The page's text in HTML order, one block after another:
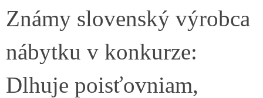
Známy slovenský výrobca
nábytku v konkurze:
Dlhuje poisťovniam,